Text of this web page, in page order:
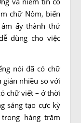
chữ Nôm, biến
ấy thành thứ
dùng cho việc
nói đã có chữ
nhiều so với
chữ viết – ở thời
sáng tạo cực kỳ
hàng trăm